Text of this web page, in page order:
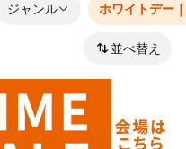
ジャンル ホワイトデー
並べ替え